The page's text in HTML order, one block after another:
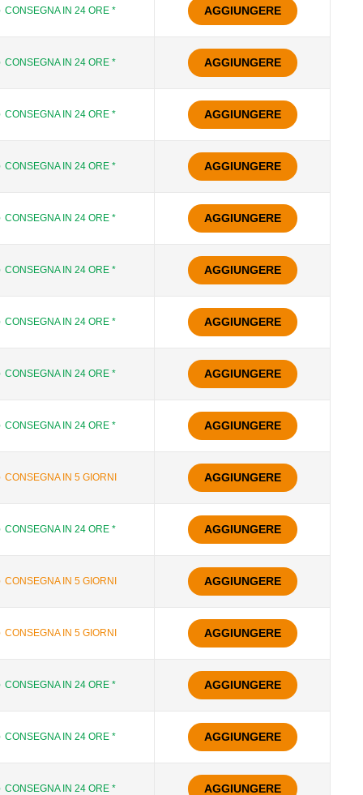
CONSEGNA IN 24 ORE * AGGIUNGERE
CONSEGNA IN 24 ORE * AGGIUNGERE
CONSEGNA IN 24 ORE * AGGIUNGERE
CONSEGNA IN 24 ORE * AGGIUNGERE
CONSEGNA IN 24 ORE * AGGIUNGERE
CONSEGNA IN 24 ORE * AGGIUNGERE
CONSEGNA IN 24 ORE * AGGIUNGERE
CONSEGNA IN 24 ORE * AGGIUNGERE
CONSEGNA IN 24 ORE * AGGIUNGERE
CONSEGNA IN 5 GIORNI AGGIUNGERE
CONSEGNA IN 24 ORE * AGGIUNGERE
CONSEGNA IN 5 GIORNI AGGIUNGERE
CONSEGNA IN 5 GIORNI AGGIUNGERE
CONSEGNA IN 24 ORE * AGGIUNGERE
CONSEGNA IN 24 ORE * AGGIUNGERE
CONSEGNA IN 24 ORE * AGGIUNGERE